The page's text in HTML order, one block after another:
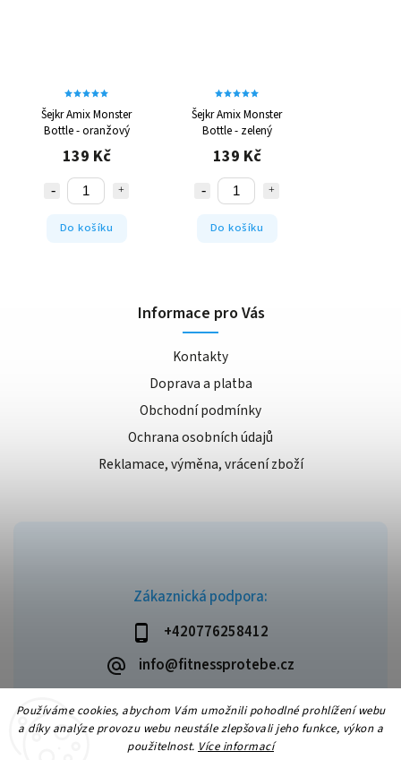
Používáme cookies, abychom Vám umožnili pohodlné prohlížení webu
a díky analýze provozu webu neustále zlepšovali jeho funkce, výkon a
použitelnost. Více informací
Šejkr Amix Monster
Bottle - oranžový
139 Kč
Do košíku
Šejkr Amix Monster
Bottle - zelený
139 Kč
Do košíku
Zákaznická podpora:
+420776258412
info@fitnessprotebe.cz
Informace pro Vás
Kontakty
Doprava a platba
Obchodní podmínky
Ochrana osobních údajů
Reklamace, výměna, vrácení zboží
Copyright 2026Fitnessprotebe.cz. Všechna práva vyhrazena.